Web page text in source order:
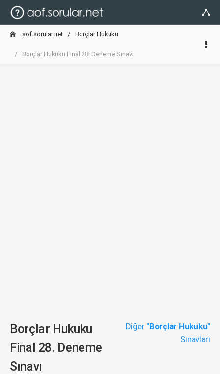
aof.sorular.net Borçlar Hukuku
Borçlar Hukuku Final 28. Deneme Sınavı
Borçlar Hukuku
Final 28. Deneme
Sınavı
Diğer "Borçlar Hukuku"
Sınavları